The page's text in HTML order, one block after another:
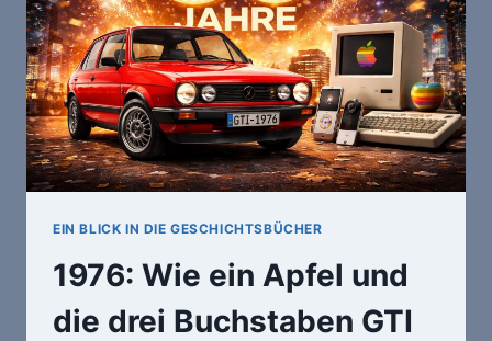
DIE
1970ER
EIN BLICK IN DIE GESCHICHTSBÜCHER
1976: Wie ein Apfel und
die drei Buchstaben GTI